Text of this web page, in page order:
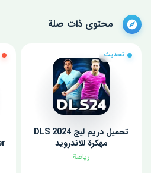
محتوى ذات صلة
تحديث
تحميل دريم ليج 2024 DLS
مهكرة للاندرويد
رياضة